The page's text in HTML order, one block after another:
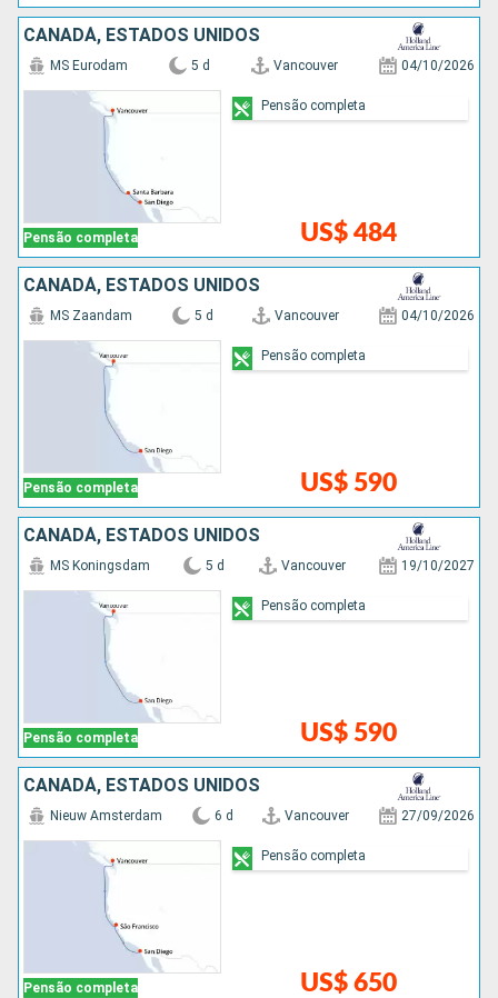
CANADÁ, ESTADOS UNIDOS
Pensão completa
MS Eurodam 5 d Vancouver 04/10/2026
US$ 484
Pensão completa
CANADÁ, ESTADOS UNIDOS
Pensão completa
MS Zaandam 5 d Vancouver 04/10/2026
US$ 590
Pensão completa
CANADÁ, ESTADOS UNIDOS
Pensão completa
MS Koningsdam 5 d Vancouver 19/10/2027
US$ 590
Pensão completa
CANADÁ, ESTADOS UNIDOS
Pensão completa
Nieuw Amsterdam 6 d Vancouver 27/09/2026
US$ 650
Pensão completa